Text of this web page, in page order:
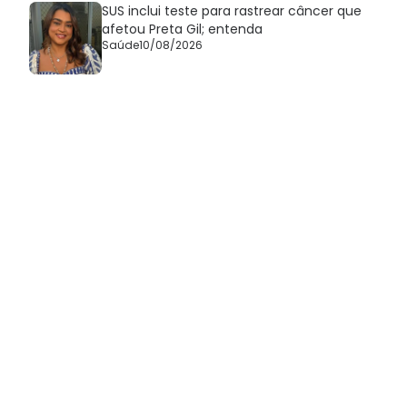
SUS inclui teste para rastrear câncer que
afetou Preta Gil; entenda
Saúde10/08/2026